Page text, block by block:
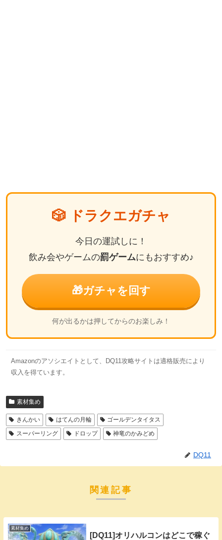
🎲 ドラクエガチャ
今日の運試しに！
飲み会やゲームの罰ゲームにもおすすめ♪
🎁ガチャを回す
何が出るかは押してからのお楽しみ！
Amazonのアソシエイトとして、DQ11攻略サイトは適格販売により
収入を得ています。
素材集め
きんかい はてんの月輪
ゴールデンタイタス
スーパーリング
ドロップ 神竜のかみどめ
DQ11
関連記事
素材集め
[DQ11]オリハルコンはどこで稼ぐ